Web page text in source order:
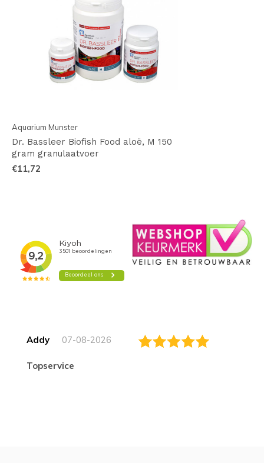
Aquarium Munster
Dr. Bassleer Biofish Food aloë, M 150
gram granulaatvoer
€11,72
Addy 07-08-2026
topservice